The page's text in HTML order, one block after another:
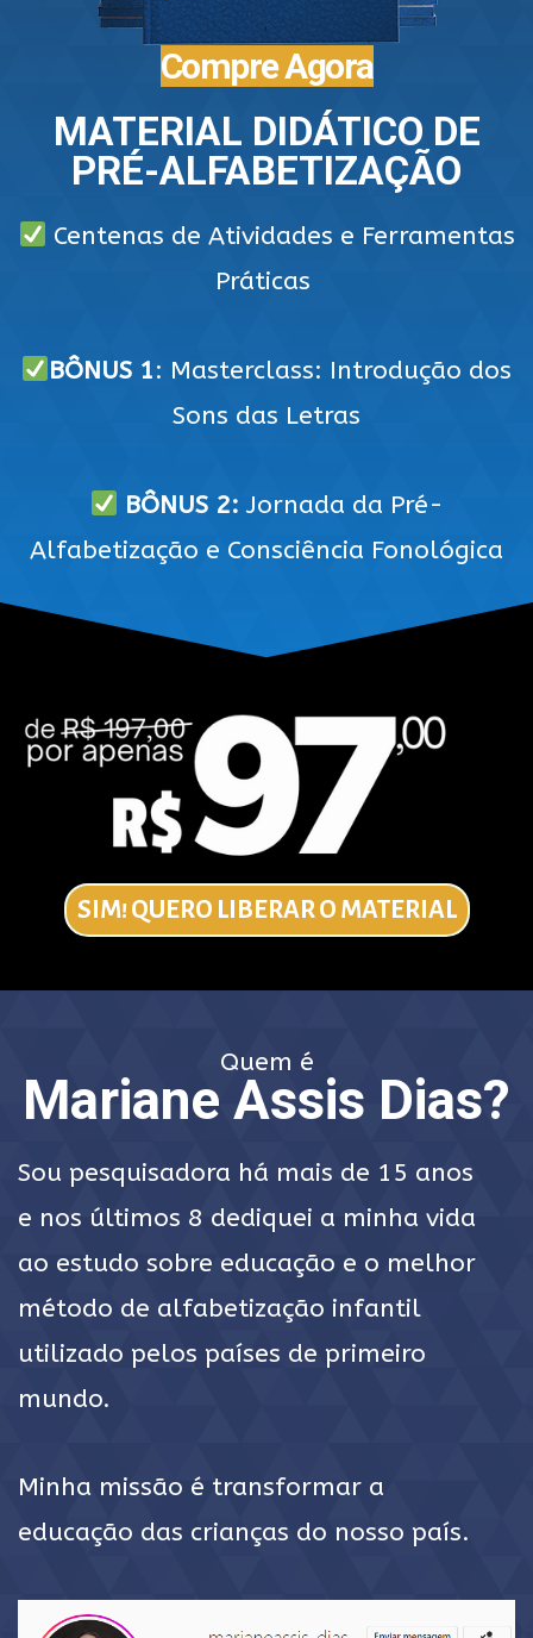
Compre Agora
MATERIAL DIDÁTICO DE
PRÉ-ALFABETIZAÇÃO
Centenas de Atividades e Ferramentas
Práticas
BÔNUS 1: Masterclass: Introdução dos
Sons das Letras
BÔNUS 2:Jornada da Pré-
Alfabetização e Consciência Fonológica
SIM! QUERO LIBERAR O MATERIAL
Quem é
Mariane Assis Dias?
Sou pesquisadora há mais de 15 anos
e nos últimos 8 dediquei a minha vida
ao estudo sobre educação e o melhor
método de alfabetização infantil
utilizado pelos países de primeiro
mundo.
Minha missão é transformar a
educação das crianças do nosso país.